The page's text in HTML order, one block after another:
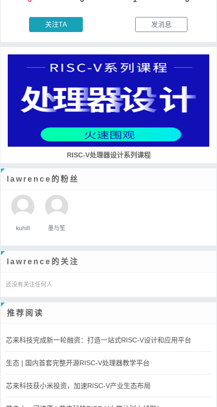
关注TA 发消息
RISC-V处理器设计系列课程
lawrence的粉丝
kuhill 墨与笙
lawrence的关注
还没有关注任何人
推荐阅读
芯来科技完成新一轮融资：打造一站式RISC-V设计和应用平台
生态 | 国内首套完整开源RISC-V处理器教学平台
芯来科技获小米投资，加速RISC-V产业生态布局